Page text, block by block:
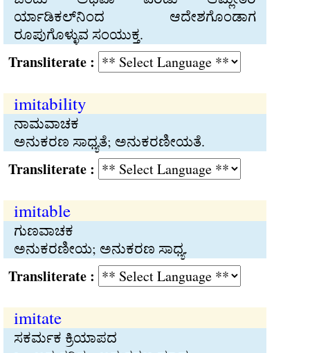
ರ್ಯಾಡಿಕಲ್‍ನಿಂದ ಆದೇಶಗೊಂಡಾಗ
ರೂಪುಗೊಳ್ಳುವ ಸಂಯುಕ್ತ.
:
imitability
ನಾಮವಾಚಕ
ಅನುಕರಣ ಸಾಧ್ಯತೆ; ಅನುಕರಣೀಯತೆ.
:
imitable
ಗುಣವಾಚಕ
ಅನುಕರಣೀಯ; ಅನುಕರಣ ಸಾಧ್ಯ.
:
imitate
ಸಕರ್ಮಕ ಕ್ರಿಯಾಪದ